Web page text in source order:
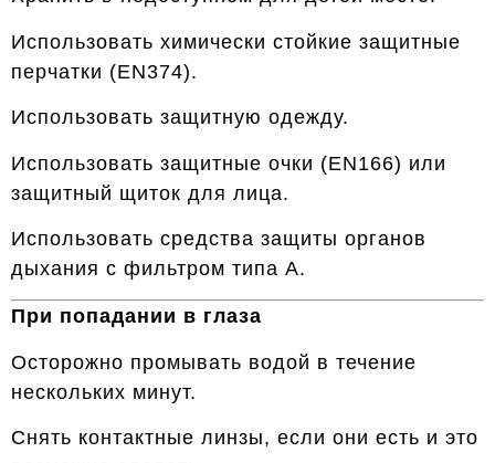
Использовать химически стойкие защитные
перчатки (EN374).
Использовать защитную одежду.
Использовать защитные очки (EN166) или
защитный щиток для лица.
Использовать средства защиты органов
дыхания с фильтром типа A.
При попадании в глаза
Осторожно промывать водой в течение
нескольких минут.
Снять контактные линзы, если они есть и это